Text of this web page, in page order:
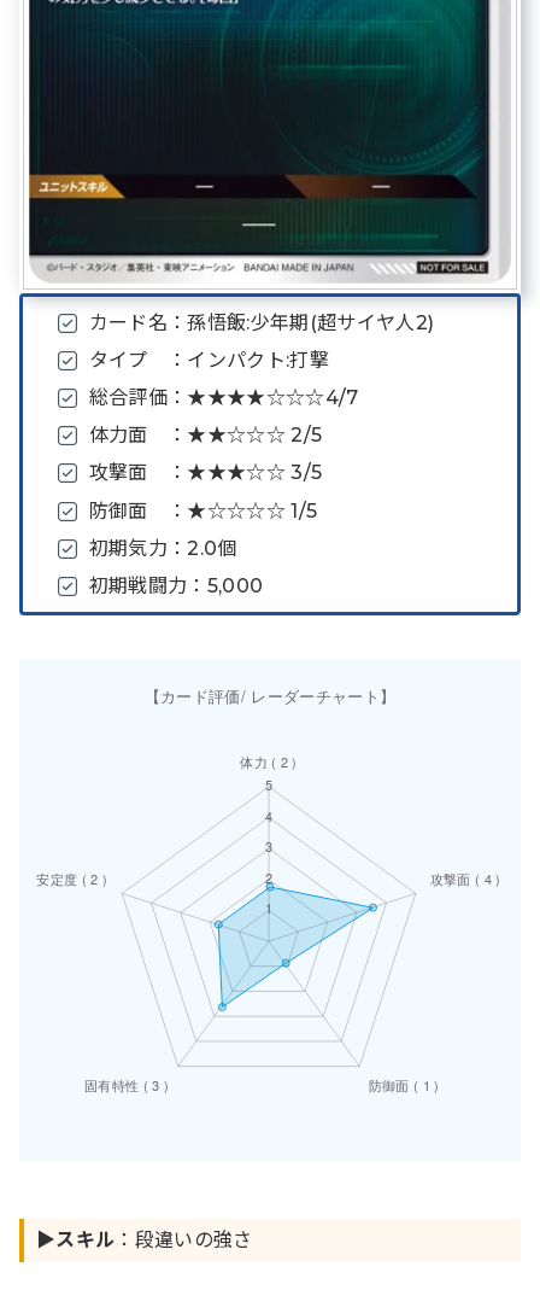
カード名：孫悟飯:少年期(超サイヤ人2)
タイプ ：インパクト:打撃
総合評価：★★★★☆☆☆4/7
体力面 ：★★☆☆☆ 2/5
攻撃面 ：★★★☆☆ 3/5
防御面 ：★☆☆☆☆ 1/5
初期気力：2.0個
初期戦闘力：5,000
▶︎スキル ：段違いの強さ